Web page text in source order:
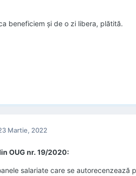
beneficiem și de o zi libera, plătită.
Martie, 2022
OUG nr. 19/2020:
salariate care se autorecenzează